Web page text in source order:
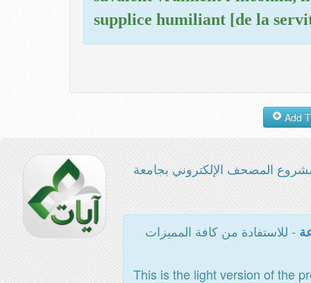
supplice humiliant [de la
المصحف الإلكتروني بجامعة
- للاستفادة من كافة المميزات
This is the light version of the